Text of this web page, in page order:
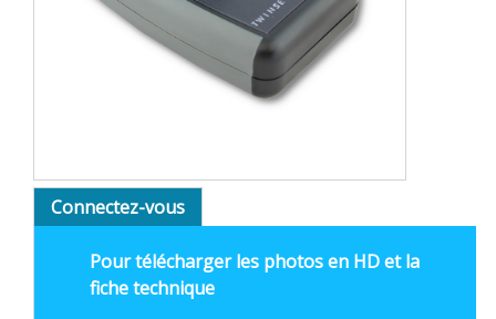
Connectez-vous
Pour télécharger les photos en HD et la
fiche technique